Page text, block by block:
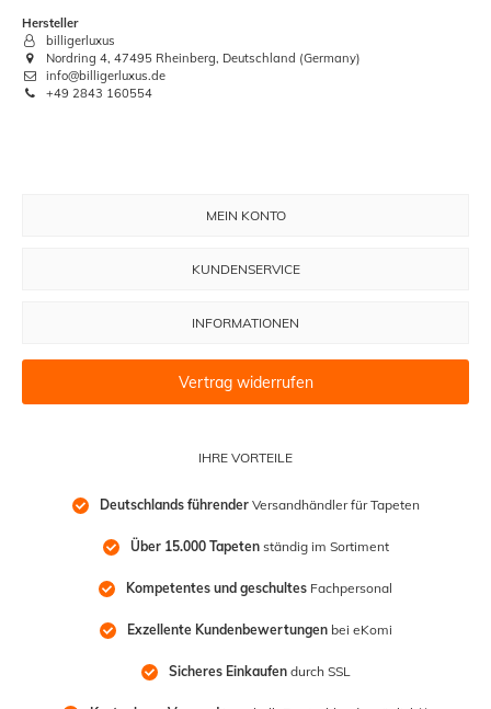
Hersteller
billigerluxus
Nordring 4, 47495 Rheinberg, Deutschland (Germany)
info@billigerluxus.de
+49 2843 160554
IHRE VORTEILE
Deutschlands führender Versandhändler für Tapeten
Über 15.000 Tapeten ständig im Sortiment
Kompetentes und geschultes Fachpersonal
Exzellente Kundenbewertungen bei eKomi
Sicheres Einkaufen durch SSL
MEIN KONTO
KUNDENSERVICE
INFORMATIONEN
Vertrag widerrufen